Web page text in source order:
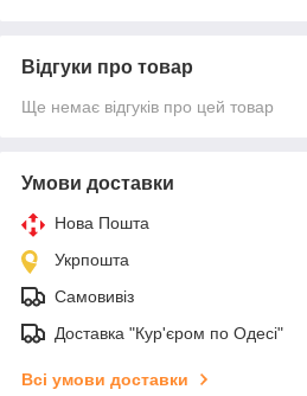
Відгуки про товар
Ще немає відгуків про цей товар
Умови доставки
Нова Пошта
Укрпошта
Самовивіз
Доставка "Кур'єром по Одесі"
Всі умови доставки